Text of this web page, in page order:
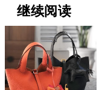
继续阅读